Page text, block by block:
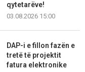
qytetarëve!
03.08.2026 15:00
DAP-i e fillon fazën e
tretë të projektit
fatura elektronike